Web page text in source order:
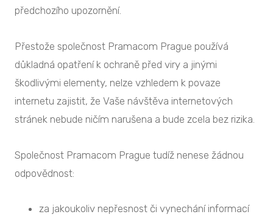
předchozího upozornění.
Přestože společnost Pramacom Prague používá
důkladná opatření k ochraně před viry a jinými
škodlivými elementy, nelze vzhledem k povaze
internetu zajistit, že Vaše návštěva internetových
stránek nebude ničím narušena a bude zcela bez rizika.
Společnost Pramacom Prague tudíž nenese žádnou
odpovědnost:
za jakoukoliv nepřesnost či vynechání informací